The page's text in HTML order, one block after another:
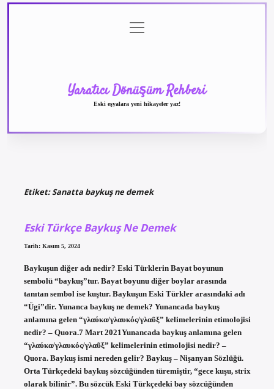
menüyü
aç
Yaratıcı Dönüşüm Rehberi
Eski eşyalara yeni hikayeler yaz!
Etiket:Sanatta baykuş ne demek
Eski Türkçe Baykuş Ne Demek
Tarih: Kasım 5, 2024
Baykuşun diğer adı nedir? Eski Türklerin Bayat boyunun
sembolü “baykuş”tur. Bayat boyunu diğer boylar arasında
tanıtan sembol ise kuştur. Baykuşun Eski Türkler arasındaki adı
“Ügi”dir. Yunanca baykuş ne demek? Yunancada baykuş
anlamına gelen “γλαύκα/γλαυκός/γλαῦξ” kelimelerinin etimolojisi
nedir? – Quora.7 Mart 2021Yunancada baykuş anlamına gelen
“γλαύκα/γλαυκός/γλαῦξ” kelimelerinin etimolojisi nedir? –
Quora. Baykuş ismi nereden gelir? Baykuş – Nişanyan Sözlüğü.
Orta Türkçedeki baykuş sözcüğünden türemiştir, “gece kuşu, strix
olarak bilinir”. Bu sözcük Eski Türkçedeki bay sözcüğünden